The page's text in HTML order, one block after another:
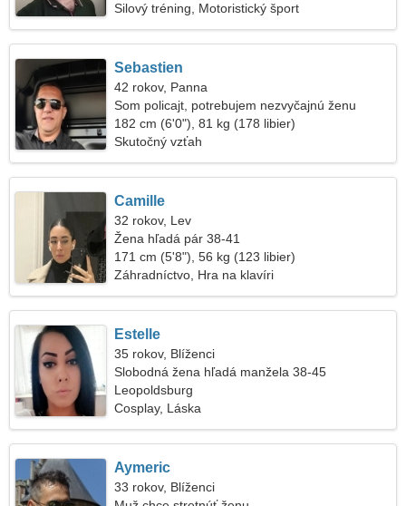
Silový tréning, Motoristický šport
Sebastien
42 rokov, Panna
Som policajt, potrebujem nezvyčajnú ženu
182 cm (6'0"), 81 kg (178 libier)
Skutočný vzťah
Camille
32 rokov, Lev
Žena hľadá pár 38-41
171 cm (5'8"), 56 kg (123 libier)
Záhradníctvo, Hra na klavíri
Estelle
35 rokov, Blíženci
Slobodná žena hľadá manžela 38-45
Leopoldsburg
Cosplay, Láska
Aymeric
33 rokov, Blíženci